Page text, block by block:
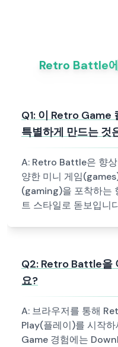
Retro Battle
Q1: 이 Retro Game
특별하게 만드는 것
A: Retro Battle은 향
양한 미니 게임
(gaming)을 포착하는
트 스타일로 돋보입니
Q2: Retro Battle을
요?
A: 브라우저를 통해
Play(플레이)를 시작
Game 경험에는